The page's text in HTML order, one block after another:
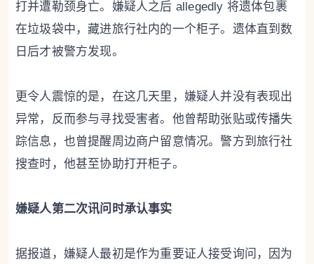
打并遭勒颈身亡。嫌疑人之后 allegedly 将遗体包裹
在垃圾袋中，藏进旅行社内的一个柜子。遗体直到数
日后才被警方发现。
更令人震惊的是，在这几天里，嫌疑人并没有表现出
异常，反而参与寻找受害者。他曾帮助张贴或传播失
踪信息，也曾提醒周边商户留意情况。警方到旅行社
搜查时，他甚至协助打开柜子。
嫌疑人第二次讯问时承认事实
据报道，嫌疑人最初是作为重要证人接受询问，因为